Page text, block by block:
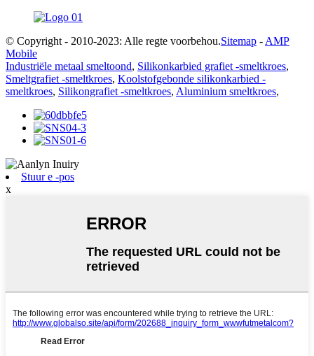
© Copyright - 2010-2023: Alle regte voorbehou.Sitemap - AMP
Mobile
Industriële metaal smeltoond, Silikonkarbied grafiet -smeltkroes,
Smeltgrafiet -smeltkroes, Koolstofgebonde silikonkarbied -
smeltkroes, Silikongrafiet -smeltkroes, Aluminium smeltkroes,
Stuur e -pos
x